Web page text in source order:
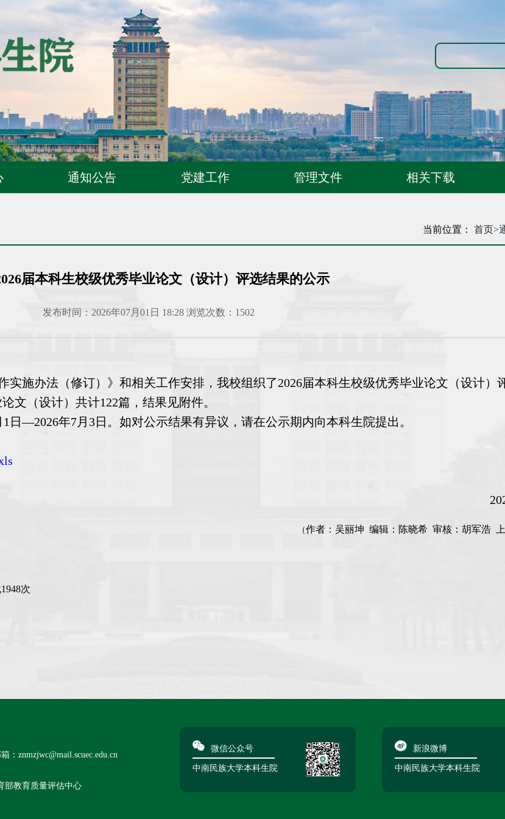
通知公告 党建工作 管理文件 相关下载
当前位置： 首页>
届本科生校级优秀毕业论文（设计）评选结果的公示
发布时间：2026年07月01日 18:28 浏览次数： 1502
实施办法（修订）》 和相关工作安排，我校组织了2026届本科生校级优秀毕业论文（设计）
文（设计）共计122篇，结果见附件。
日—2026年7月3日。如对公示结果有异议，请在公示期内向本科生院提出。
（作者：吴丽坤 编辑：陈晓希 审核：胡军浩
1948次
：znmzjwc@mail.scuec.edu.cn
部教育质量评估中心
微信公众号
中南民族大学本科生院
新浪微博
中南民族大学本科生院